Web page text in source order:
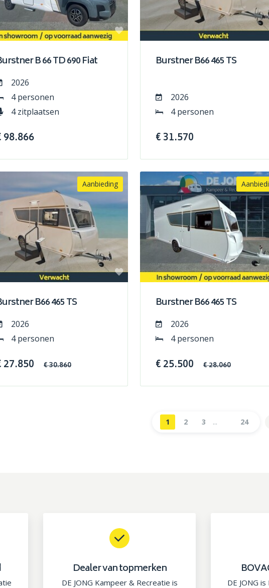
B 66 TD 690 Fiat
2026
4 personen
4 zitplaatsen
98.866
Burstner B66 465 TS
2026
4 personen
€ 31.570
Aanbieding
B66 465 TS
2026
4 personen
27.850 € 30.860
Burstner B66 465 TS
2026
4 personen
€ 25.500 € 28.060
1 2 3 24
Dealer van topmerken
DE JONG Kampeer & Recreatie is
DE JONG